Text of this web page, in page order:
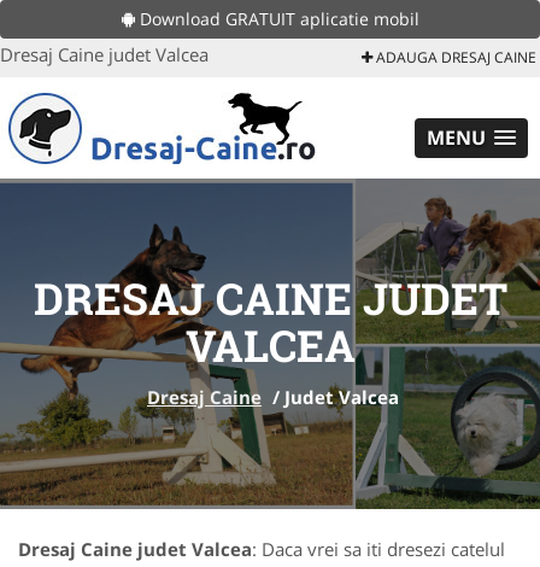
Download GRATUIT aplicatie mobil
Dresaj Caine judet Valcea ADAUGA DRESAJ CAINE
MENU
DRESAJ CAINE JUDET
VALCEA
Dresaj Caine / Judet Valcea
Dresaj Caine judet Valcea: Daca vrei sa iti dresezi catelul